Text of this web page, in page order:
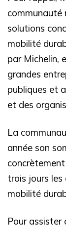
communauté
solutions
mobilité
par Michelin,
grandes
publiques et
et des
La
année son
trois jours
mobilité
Pour assister